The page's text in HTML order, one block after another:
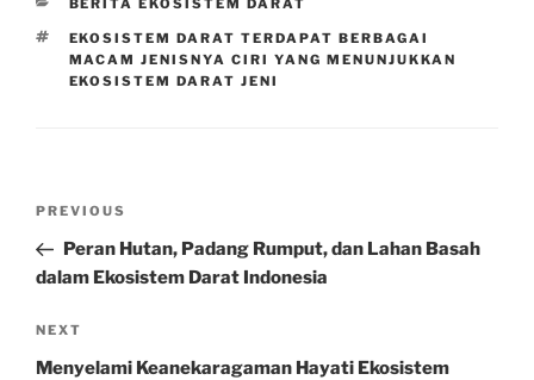
BERITA EKOSISTEM DARAT
TAGS
EKOSISTEM DARAT TERDAPAT BERBAGAI
MACAM JENISNYA CIRI YANG MENUNJUKKAN
EKOSISTEM DARAT JENI
Previous
Post
PREVIOUS
Peran Hutan, Padang Rumput, dan Lahan Basah
dalam Ekosistem Darat Indonesia
Next
Post
NEXT
Menyelami Keanekaragaman Hayati Ekosistem